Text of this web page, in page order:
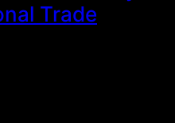
Trade